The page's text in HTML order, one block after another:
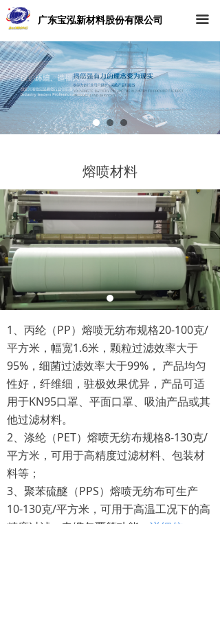
끀
广东宝泓新材料股份有限公司
熔喷材料
1、丙纶（PP）熔喷无纺布规格20-100克/
平方米，幅宽1.6米，颗粒过滤效率大于
95%，细菌过滤效率大于99%， 产品均匀
性好，纤维细，驻极效果优异，产品可适
用于KN95口罩、平面口罩、吸油产品或其
他过滤材料。
2、涤纶（PET）熔喷无纺布规格8-130克/
平方米，可用于高精度过滤材料、包装材
料等；
3、聚苯硫醚（PPS）熔喷无纺布可生产
10-130克/平方米，可用于高温工况下的高
精度过滤、电缆包覆等功能； 详细信